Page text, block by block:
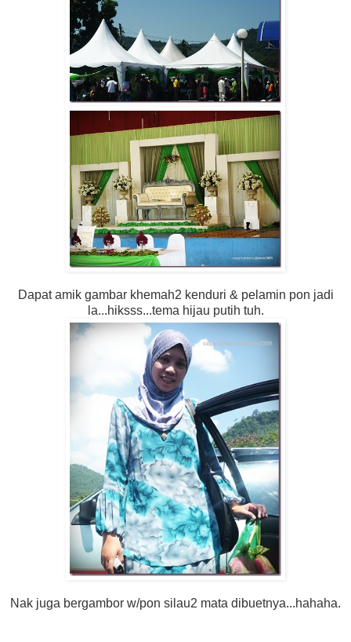
Dapat amik gambar khemah2 kenduri & pelamin pon jadi
la...hiksss...tema hijau putih tuh.
Nak juga bergambor w/pon silau2 mata dibuetnya...hahaha.